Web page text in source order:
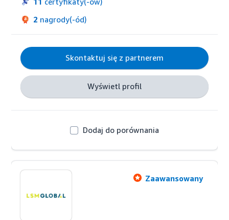
na pięciu kontynentach.
2 nagrody(-ód)
Skontaktuj się z partnerem
Wyświetl profil
Dodaj do porównania
Zaawansowany